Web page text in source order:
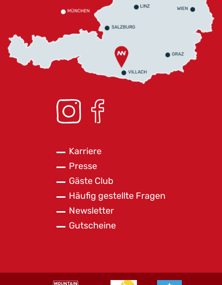
Karriere
Presse
Gäste Club
Häufig gestellte Fragen
Newsletter
Gutscheine